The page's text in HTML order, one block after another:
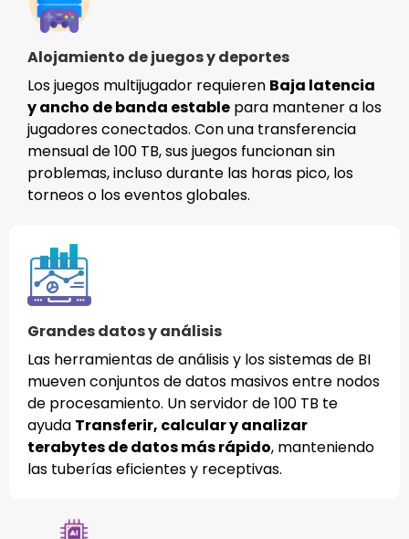
Alojamiento de juegos y deportes
Los juegos multijugador requieren Baja latencia
y ancho de banda estable para mantener a los
jugadores conectados. Con una transferencia
mensual de 100 TB, sus juegos funcionan sin
problemas, incluso durante las horas pico, los
torneos o los eventos globales.
Grandes datos y análisis
Las herramientas de análisis y los sistemas de BI
mueven conjuntos de datos masivos entre nodos
de procesamiento. Un servidor de 100 TB te
ayuda Transferir, calcular y analizar
terabytes de datos más rápido, manteniendo
las tuberías eficientes y receptivas.